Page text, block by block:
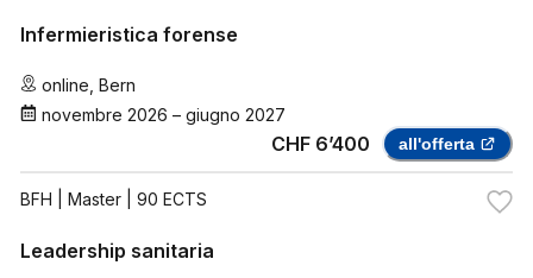
Infermieristica forense
online Bern
novembre 2026 – giugno 2027
CHF 6’400 all'offerta
BFH | Master | 90 ECTS
Leadership sanitaria